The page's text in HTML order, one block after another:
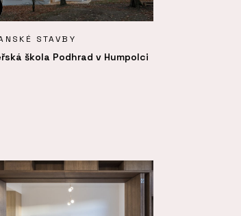
STAVBY
škola Podhrad v Humpolci